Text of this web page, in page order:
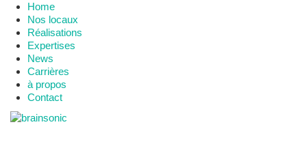
Home
Nos locaux
Réalisations
Expertises
News
Carrières
à propos
Contact